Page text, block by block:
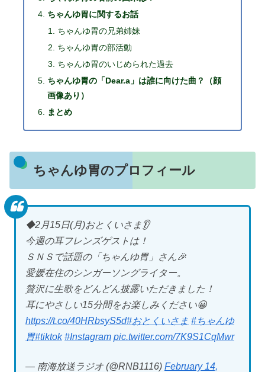
ちゃんゆ胃に関するお話
ちゃんゆ胃の兄弟姉妹
ちゃんゆ胃の部活動
ちゃんゆ胃のいじめられた過去
ちゃんゆ胃の「Dear.a」は誰に向けた曲？（顔
画像あり）
まとめ
ちゃんゆ胃のプロフィール
◆2月15日(月)おとくいさま👂
今週の耳フレンズゲストは！
ＳＮＳで話題の「ちゃんゆ胃」さん🎉
愛媛在住のシンガーソングライター。
贅沢に生歌をどんどん披露いただきました！
耳にやさしい15分間をお楽しみください😀
https://t.co/40HRbsyS5d#おとくいさま #ちゃんゆ
胃#tiktok #Instagram pic.twitter.com/7K9S1CqMwr
— 南海放送ラジオ (@RNB1116) February 14,